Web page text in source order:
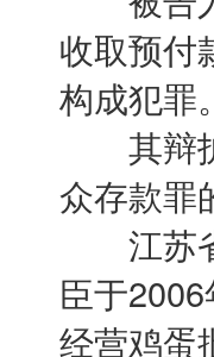
收取预付
构成犯罪。
其辩护
众存款罪
江苏省
臣于
经营鸡蛋